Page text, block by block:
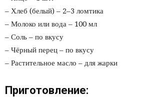
– Хлеб (белый) – 2–3 ломтика
– Молоко или вода – 100 мл
– Соль – по вкусу
– Чёрный перец – по вкусу
– Растительное масло – для жарки
Приготовление: